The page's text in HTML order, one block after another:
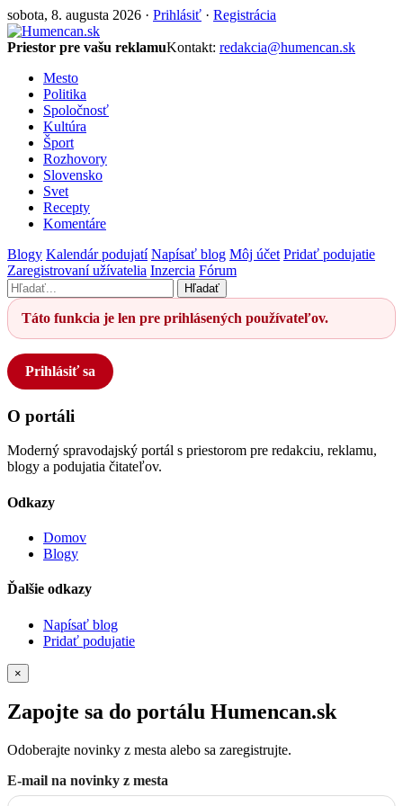
sobota, 8. augusta 2026 · Prihlásiť · Registrácia
Priestor pre vašu reklamuKontakt: redakcia@humencan.sk
Mesto
Politika
Spoločnosť
Kultúra
Šport
Rozhovory
Slovensko
Svet
Recepty
Komentáre
Blogy Kalendár podujatí Napísať blog Môj účet Pridať podujatie
Zaregistrovaní užívatelia Inzercia Fórum
Hľadať
Táto funkcia je len pre prihlásených používateľov.
Prihlásiť sa
O portáli
Moderný spravodajský portál s priestorom pre redakciu, reklamu,
blogy a podujatia čitateľov.
Odkazy
Domov
Blogy
Ďalšie odkazy
Napísať blog
Pridať podujatie
×
Zapojte sa do portálu Humencan.sk
Odoberajte novinky z mesta alebo sa zaregistrujte.
E-mail na novinky z mesta